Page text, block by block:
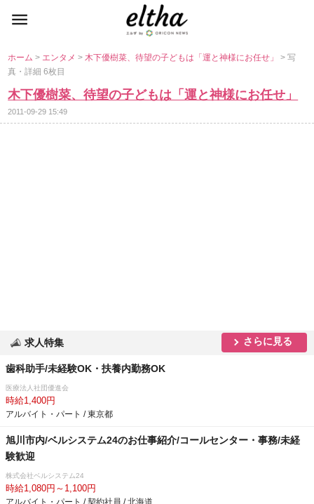
ホーム> エンタメ>木下優樹菜、待望の子どもは「運と神様にお任せ」> 写
真・詳細 6枚目
木下優樹菜、待望の子どもは「運と神様にお任せ」
2011-09-29 15:49
求人特集 さらに見る
歯科助手/未経験OK・扶養内勤務OK
医療法人社団優進会
時給1,400円
アルバイト・パート / 東京都
旭川市内/ベルシステム24のお仕事紹介/コールセンター・事務/未経
験歓迎
株式会社ベルシステム24
時給1,080円～1,100円
アルバイト・パート / 契約社員 / 北海道